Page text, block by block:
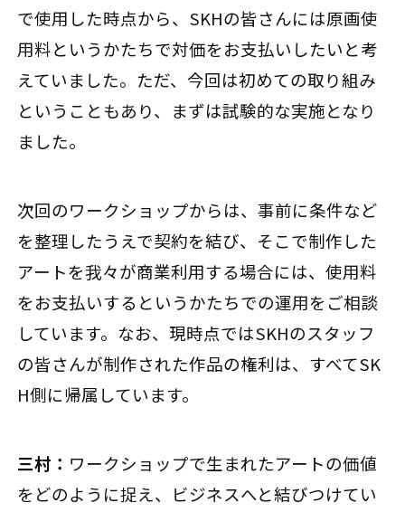
で使用した時点から、SKHの皆さんには原画使
用料というかたちで対価をお支払いしたいと考
えていました。ただ、今回は初めての取り組み
ということもあり、まずは試験的な実施となり
ました。
次回のワークショップからは、事前に条件など
を整理したうえで契約を結び、そこで制作した
アートを我々が商業利用する場合には、使用料
をお支払いするというかたちでの運用をご相談
しています。なお、現時点ではSKHのスタッフ
の皆さんが制作された作品の権利は、すべてSK
H側に帰属しています。
三村： ワークショップで生まれたアートの価値
をどのように捉え、ビジネスへと結びつけてい